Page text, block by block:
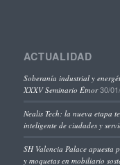
ACTUALIDAD
Soberanía industrial y
XXXV Seminario Étnor 30/
Nealis Tech: la nueva etapa
inteligente de ciudades y
SH Valencia Palace apuesta
y moquetas en mobiliario